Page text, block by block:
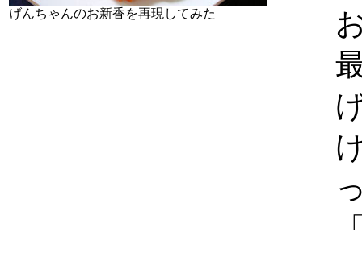
げんちゃんのお新香を再現してみた